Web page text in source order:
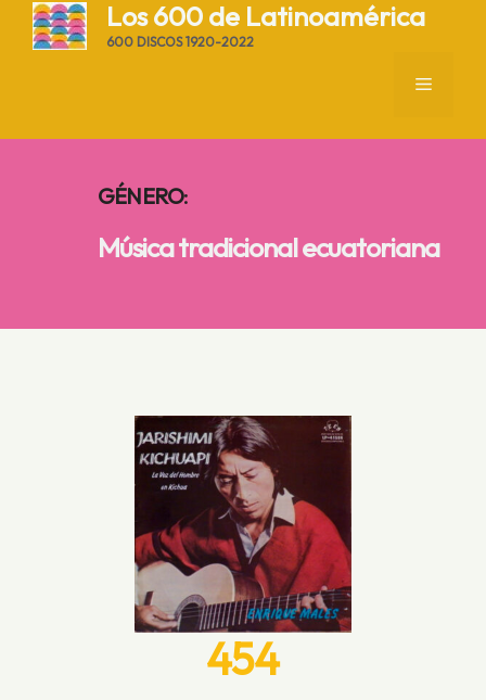
Saltar
Los 600 de Latinoamérica
600 DISCOS 1920-2022
MENÚ
GÉNERO:
Música tradicional ecuatoriana
454